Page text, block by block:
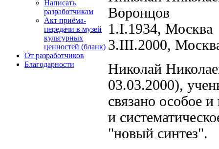
Написать
разработчикам
Акт приёма-
передачи в музей
культурных
ценностей (бланк)
От разработчиков
Благодарности
Воронцов
1.I.1934, Москва
3.III.2000,
Николай
03.03.2000),
связано особое
и
"новый синтез".